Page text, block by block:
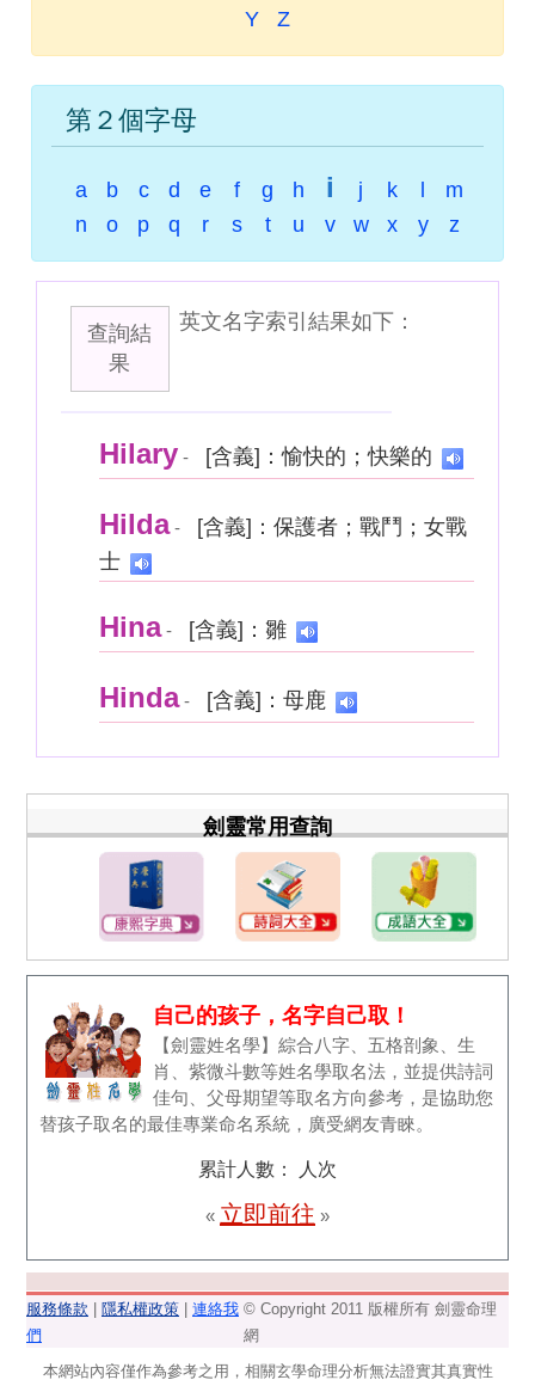
Y
Z
第２個字母
a b c d e f g h i j k
m
n
o p q r s t u v w x y z
查詢結
果
英文名字索引結果如下：
Hilary - [含義]：愉快的；快樂的
Hilda-
[含義]：保護者；戰鬥；女戰
士
Hina- [含義]：雛
Hinda- [含義]：母鹿
劍靈常用查詢
自己的孩子，名字自己取！
【劍靈姓名學】綜合八字、五格剖象、生
肖、紫微斗數等姓名學取名法，並提供詩詞
佳句、父母期望等取名方向參考，是協助您
替孩子取名的最佳專業命名系統，廣受網友青睞。
累計人數： 人次
« 立即前往 »
服務條款 隱私權政策
連絡我
們
© Copyright 2011 版權所有 劍靈命理
網
本網站內容僅作為參考之用，相關玄學命理分析無法證實其真實性